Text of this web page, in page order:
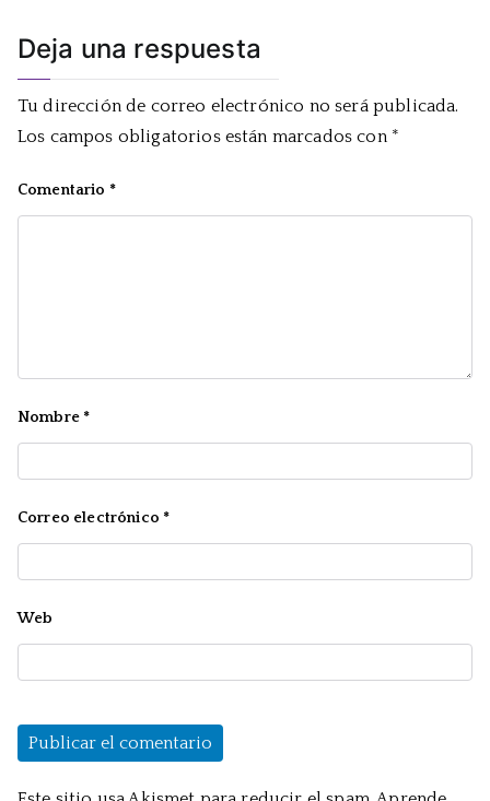
Deja una respuesta
Tu dirección de correo electrónico no será publicada.
Los campos obligatorios están marcados con *
Comentario *
Nombre *
Correo electrónico *
Web